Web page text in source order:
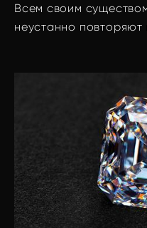
Всем своим
неустанно